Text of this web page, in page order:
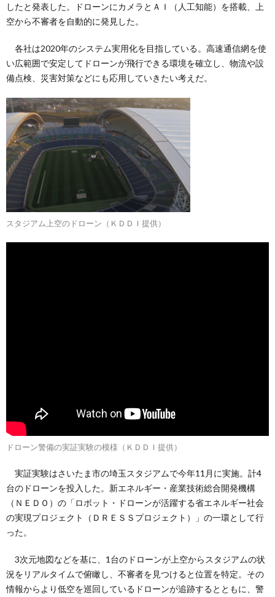
したと発表した。ドローンにカメラとＡＩ（人工知能）を搭載、上
空から不審者を自動的に発見した。
各社は2020年のシステム実用化を目指している。高速通信網を使
い広範囲で安定してドローンが飛行できる環境を確立し、物流や設
備点検、災害対策などにも応用していきたい考えだ。
スタジアム上空のドローン（ＫＤＤＩ提供）
ドローン警備の実証実験の模様（ＫＤＤＩ提供）
実証実験はさいたま市の埼玉スタジアムで今年11月に実施。計4
台のドローンを投入した。新エネルギー・産業技術総合開発機構
（ＮＥＤＯ）の「ロボット・ドローンが活躍する省エネルギー社会
の実現プロジェクト（ＤＲＥＳＳプロジェクト）」の一環として行
った。
3次元地図などを基に、1台のドローンが上空からスタジアムの状
況をリアルタイムで俯瞰し、不審者を見つけると位置を特定。その
情報からより低空を巡回しているドローンが追跡するとともに、警